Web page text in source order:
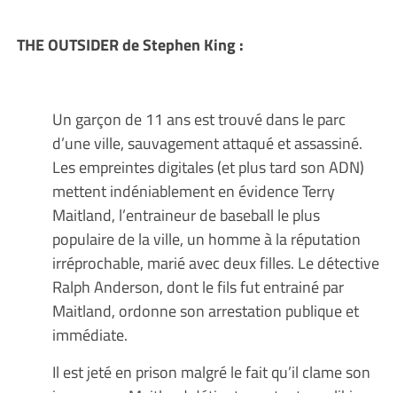
THE OUTSIDER de Stephen King :
Un garçon de 11 ans est trouvé dans le parc
d’une ville, sauvagement attaqué et assassiné.
Les empreintes digitales (et plus tard son ADN)
mettent indéniablement en évidence Terry
Maitland, l’entraineur de baseball le plus
populaire de la ville, un homme à la réputation
irréprochable, marié avec deux filles. Le détective
Ralph Anderson, dont le fils fut entrainé par
Maitland, ordonne son arrestation publique et
immédiate.
Il est jeté en prison malgré le fait qu’il clame son